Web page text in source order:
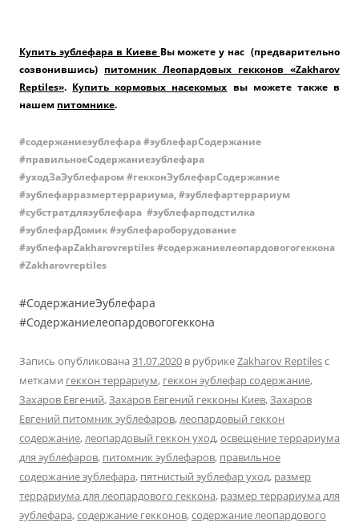
Купить эублефара в Киеве Вы можете у нас (предварительно
созвонившись) питомник Леопардовых гекконов «Zakharov
Reptiles». Купить кормовых насекомых вы можете также в
нашем питомнике.
#содержаниеэублефара #эублефарСодержание
#правильноеCодержаниеэублефара
#уходЗаЭублефаром #гекконЭублефарСодержание
#эублефарразмертеррариума, #эублефартеррариум
#субстратдляэублефара #эублефарподстилка
#эублефарДомик #эублефароборудование
#эублефарZakharovreptiles #содержаниелеопардовогогеккона
#Zakharovreptiles
#СодержаниеЭублефара
#Содержаниелеопардовогогеккона
Запись опубликована31.07.2020 в рубрикеZakharov Reptilesс
метками геккон террариум, геккон эублефар содержание,
Захаров Евгений,Захаров Евгений гекконы Киев,Захаров
Евгений питомник эублефаров,леопардовый геккон
содержание,леопардовый геккон уход,освещение террариума
для эублефаров, питомник эублефаров, правильное
содержание эублефара, пятнистый эублефар уход, размер
террариума для леопардового геккона, размер террариума для
эублефара,содержание гекконов,содержание леопардового